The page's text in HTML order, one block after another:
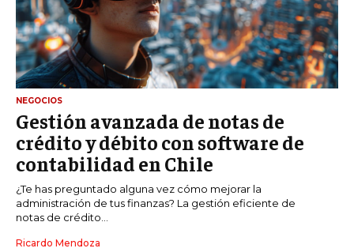
NEGOCIOS
Gestión avanzada de notas de
crédito y débito con software de
contabilidad en Chile
¿Te has preguntado alguna vez cómo mejorar la
administración de tus finanzas? La gestión eficiente de
notas de crédito...
Ricardo Mendoza